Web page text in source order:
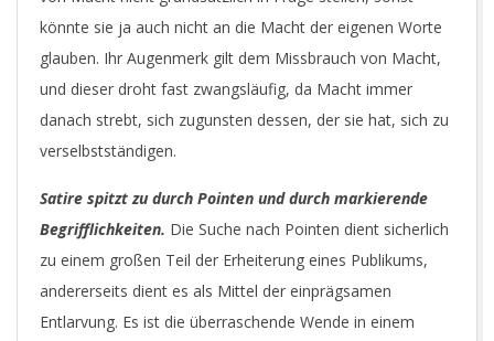
könnte sie ja auch nicht an die Macht der eigenen Worte
glauben. Ihr Augenmerk gilt dem Missbrauch von Macht,
und dieser droht fast zwangsläufig, da Macht immer
danach strebt, sich zugunsten dessen, der sie hat, sich zu
verselbstständigen.
Satire spitzt zu durch Pointen und durch markierende
Begrifflichkeiten. Die Suche nach Pointen dient sicherlich
zu einem großen Teil der Erheiterung eines Publikums,
andererseits dient es als Mittel der einprägsamen
Entlarvung. Es ist die überraschende Wende in einem